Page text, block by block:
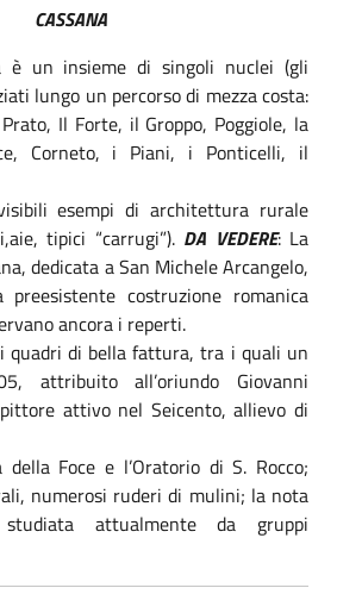
CASSANA
è un insieme di singoli nuclei (gli
lungo un percorso di mezza costa:
Il Forte, il Groppo, Poggiole, la
Corneto, i Piani, i Ponticelli, il
esempi di architettura rurale
tipici “carrugi”). DA VEDERE: La
dedicata a San Michele Arcangelo,
costruzione romanica
ancora i reperti.
quadri di bella fattura, tra i quali un
attribuito all’oriundo Giovanni
pittore attivo nel Seicento, allievo di
Foce e l’Oratorio di S. Rocco;
numerosi ruderi di mulini; la nota
studiata attualmente da gruppi